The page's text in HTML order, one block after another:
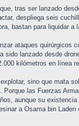
tras ser lanzado
despliega seis
bastan para liquidar a
ataques
lanzado desde
kilómetros en línea
sino que mata
las Fuerzas
aunque su
a Osama bin